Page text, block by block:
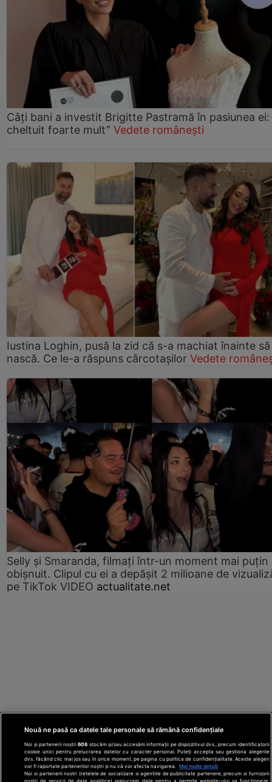
Câți bani a investit Brigitte Pastramă în pasiunea ei:
cheltuit foarte mult” Vedete românești
Iustina Loghin, pusă la zid că s-a machiat înainte să
nască. Ce le-a răspuns cârcotașilor Vedete
Selly și Smaranda, filmați într-un moment mai puțin
obișnuit. Clipul cu ei a depășit 2 milioane de
pe TikTok VIDEO actualitate.net
Nouă ne pasă ca datele tale personale să rămână confidențiale
Noi și partenerii noștri606 stocăm și/sau accesăm informații pe dispozitivul dvs., precum identificatorii
cookie unici pentru prelucrarea datelor cu caracter personal. Puteți accepta sau gestiona alegerile
dvs. făcând clic mai jos sau în orice moment, pe pagina cu politica de confidențialitate. Aceste alegeri
vor fi raportate partenerilor noștri și nu vă vor afecta navigarea.
Mai multe detalii
Noi si partenerii nostri (retelele de socializare si agentiile de publicitate partenere, precum si furnizorii
nostri de servicii de date analitice) prelucram date pentru a permite website-ului sa functioneze,